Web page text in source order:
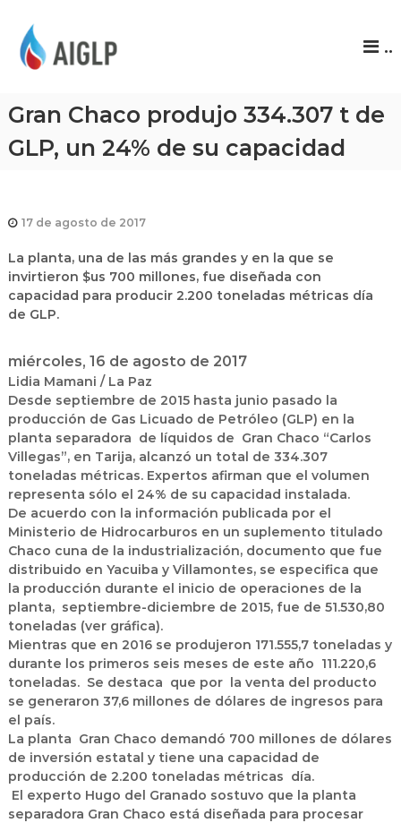
P
..
Gran Chaco produjo 334.307 t de
GLP, un 24% de su capacidad
17 de agosto de 2017
La planta, una de las más grandes y en la que se
invirtieron $us 700 millones, fue diseñada con
capacidad para producir 2.200 toneladas métricas día
de GLP.
miércoles, 16 de agosto de 2017
Lidia Mamani / La Paz
Desde septiembre de 2015 hasta junio pasado la
producción de Gas Licuado de Petróleo (GLP) en la
planta separadora de líquidos de Gran Chaco “Carlos
Villegas”, en Tarija, alcanzó un total de 334.307
toneladas métricas. Expertos afirman que el volumen
representa sólo el 24% de su capacidad instalada.
De acuerdo con la información publicada por el
Ministerio de Hidrocarburos en un suplemento titulado
Chaco cuna de la industrialización, documento que fue
distribuido en Yacuiba y Villamontes, se especifica que
la producción durante el inicio de operaciones de la
planta, septiembre-diciembre de 2015, fue de 51.530,80
toneladas (ver gráfica).
Mientras que en 2016 se produjeron 171.555,7 toneladas y
durante los primeros seis meses de este año 111.220,6
toneladas. Se destaca que por la venta del producto
se generaron 37,6 millones de dólares de ingresos para
el país.
La planta Gran Chaco demandó 700 millones de dólares
de inversión estatal y tiene una capacidad de
producción de 2.200 toneladas métricas día.
El experto Hugo del Granado sostuvo que la planta
separadora Gran Chaco está diseñada para procesar